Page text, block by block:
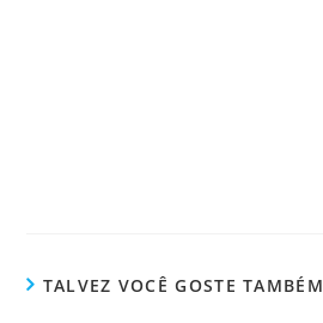
TALVEZ VOCÊ GOSTE TAMBÉM